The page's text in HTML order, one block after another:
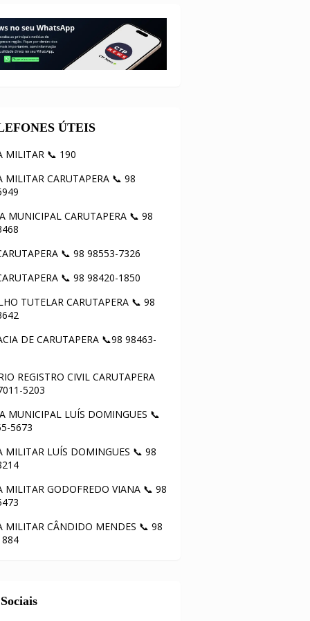
ÚTEIS
MILITAR 📞 190
MILITAR CARUTAPERA 📞 98
MUNICIPAL CARUTAPERA 📞 98
📞 98 98553-7326
📞 98 98420-1850
TUTELAR CARUTAPERA 📞 98
DE CARUTAPERA 📞98 98463-
REGISTRO CIVIL CARUTAPERA
5203
MUNICIPAL LUÍS DOMINGUES 📞
5673
MILITAR LUÍS DOMINGUES 📞 98
MILITAR GODOFREDO VIANA 📞 98
MILITAR CÂNDIDO MENDES 📞 98